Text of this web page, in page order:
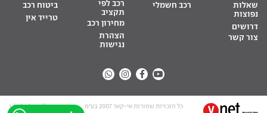
שאלות
נפוצות
דרושים
צור קשר
רכב חשמלי
רכב לפי
תקציב
מחירון רכב
הצהרת
נגישות
ביטוח רכב
טרייד אין
כל הזכויות שמורות אי-קאר 2007 בע”מ site by tq.soft